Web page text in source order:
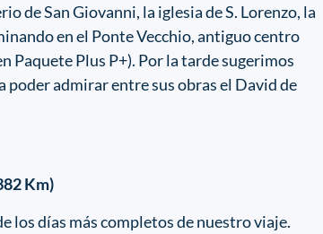
de San Giovanni, la iglesia de S. Lorenzo, la
en el Ponte Vecchio, antiguo centro
Paquete Plus P+). Por la tarde sugerimos
poder admirar entre sus obras el David de
Km)
los días más completos de nuestro viaje.